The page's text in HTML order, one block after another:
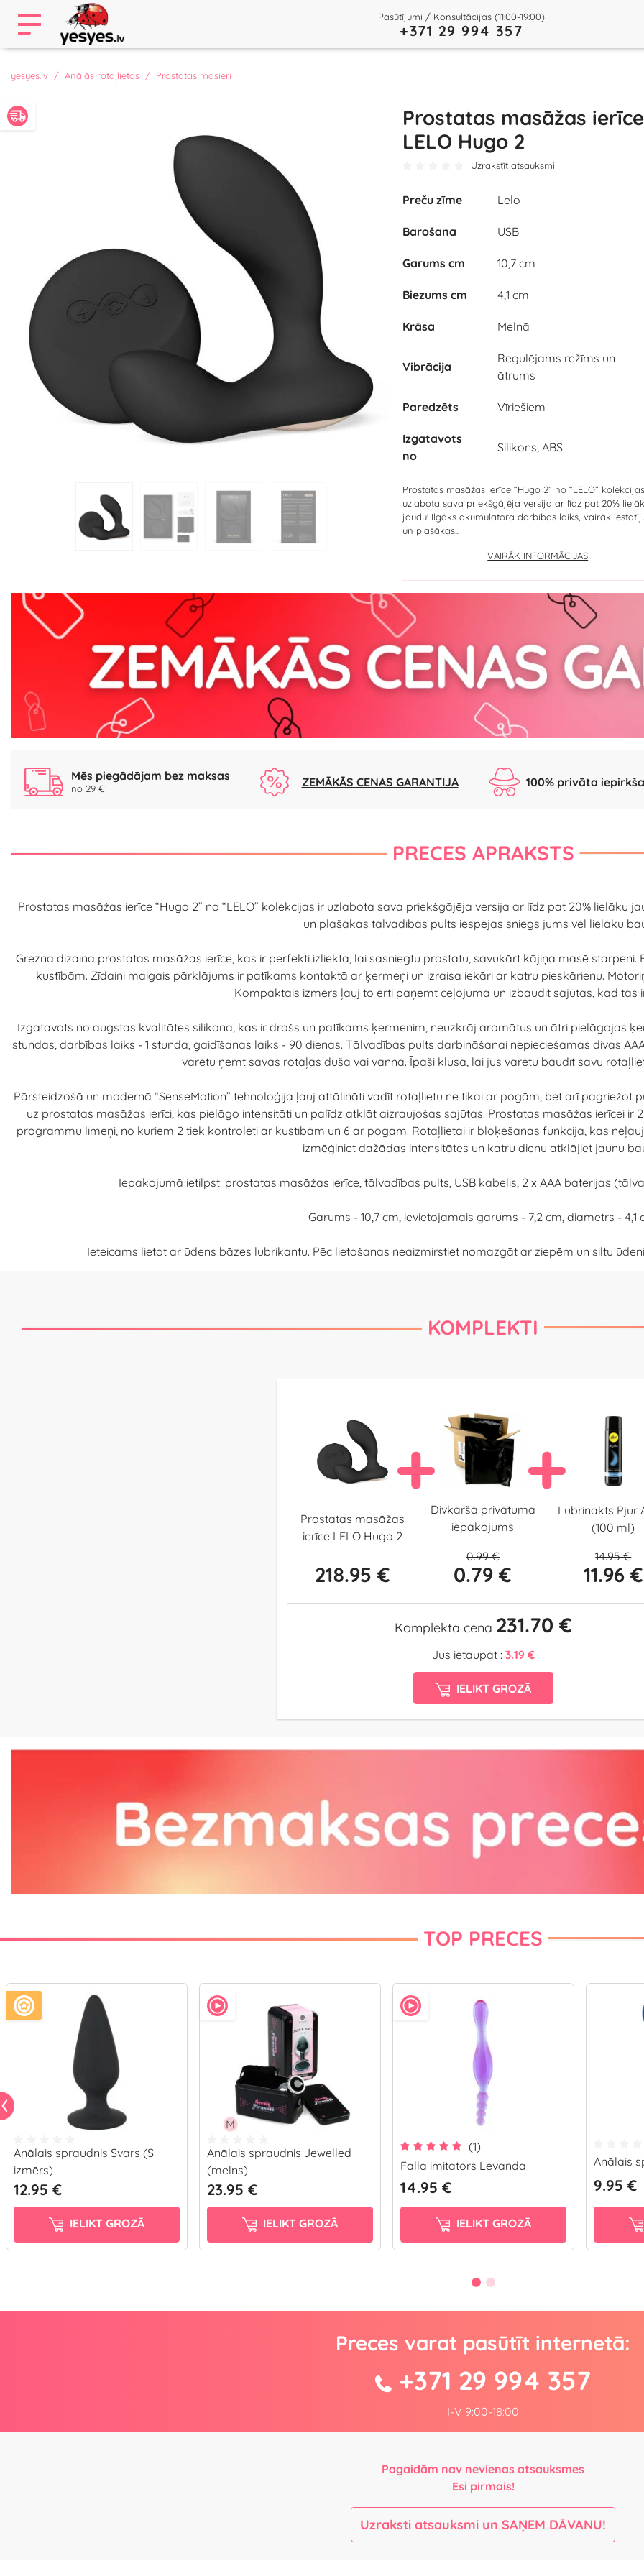
Pasūtījumi / Konsultācijas (11:00-19:00)
+371 29 994 357
yesyes.lv Anālās rotaļlietas Prostatas masieri
Prostatas masāžas ierīce
LELO Hugo 2
Uzrakstīt atsauksmi
Preču zīme Lelo
Barošana USB
Garums cm 10,7 cm
Biezums cm 4,1 cm
Krāsa Melnā
Vibrācija
Regulējams režīms un
ātrums
Paredzēts Vīriešiem
Izgatavots
no
Silikons, ABS
Prostatas masāžas ierīce “Hugo 2” no “LELO”
uzlabota sava priekšgājēja versija ar līdz pat 20%
jaudu! Ilgāks akumulatora darbības laiks, vairāk
un plašākas...
VAIRĀK INFORMĀCIJAS
Mēs piegādājam bez maksas
no 29 € ZEMĀKĀS CENAS GARANTIJA 100% privāta
PRECES APRAKSTS
Prostatas masāžas ierīce “Hugo 2” no “LELO” kolekcijas ir uzlabota sava priekšgājēja versija ar līdz pat 20%
un plašākas tālvadības pults iespējas sniegs jums vēl lielāku
Grezna dizaina prostatas masāžas ierīce, kas ir perfekti izliekta, lai sasniegtu prostatu, savukārt kājiņa masē
kustībām. Zīdaini maigais pārklājums ir patīkams kontaktā ar ķermeņi un izraisa iekāri ar katru pieskārienu.
Kompaktais izmērs ļauj to ērti paņemt ceļojumā un izbaudīt sajūtas, kad tās
Izgatavots no augstas kvalitātes silikona, kas ir drošs un patīkams ķermenim, neuzkrāj aromātus un ātri pielāgojas
stundas, darbības laiks - 1 stunda, gaidīšanas laiks - 90 dienas. Tālvadības pults darbināšanai nepieciešamas divas
varētu ņemt savas rotaļas dušā vai vannā. Īpaši klusa, lai jūs varētu baudīt savu
Pārsteidzošā un modernā “SenseMotion” tehnoloģija ļauj attālināti vadīt rotaļlietu ne tikai ar pogām, bet arī pagriežot
uz prostatas masāžas ierīci, kas pielāgo intensitāti un palīdz atklāt aizraujošas sajūtas. Prostatas masāžas ierīcei ir
programmu līmeņi, no kuriem 2 tiek kontrolēti ar kustībām un 6 ar pogām. Rotaļlietai ir bloķēšanas funkcija, kas
izmēģiniet dažādas intensitātes un katru dienu atklājiet jaunu
Iepakojumā ietilpst: prostatas masāžas ierīce, tālvadības pults, USB kabelis, 2 x AAA baterijas
Garums - 10,7 cm, ievietojamais garums - 7,2 cm, diametrs - 4,1
Ieteicams lietot ar ūdens bāzes lubrikantu. Pēc lietošanas neaizmirstiet nomazgāt ar ziepēm un siltu
KOMPLEKTI
Prostatas masāžas
ierīce LELO Hugo 2
218.95 €
Divkāršā privātuma
iepakojums
0.99 €
0.79 €
Lubrinakts Pjur
(100 ml)
14.95 €
11.96 €
Komplekta cena 231.70 €
Jūs ietaupāt : 3.19 €
IELIKT GROZĀ
TOP PRECES
Anālais spraudnis Svars (S
izmērs)
12.95 €
IELIKT GROZĀ
Anālais spraudnis Jewelled
(melns)
23.95 €
IELIKT GROZĀ
(1)
Falla imitators Levanda
14.95 €
IELIKT GROZĀ
Anālais
9.95 €
Preces varat pasūtīt internetā:
+371 29 994 357
I-V 9:00-18:00
Pagaidām nav nevienas atsauksmes
Esi pirmais!
Uzraksti atsauksmi un SAŅEM DĀVANU!